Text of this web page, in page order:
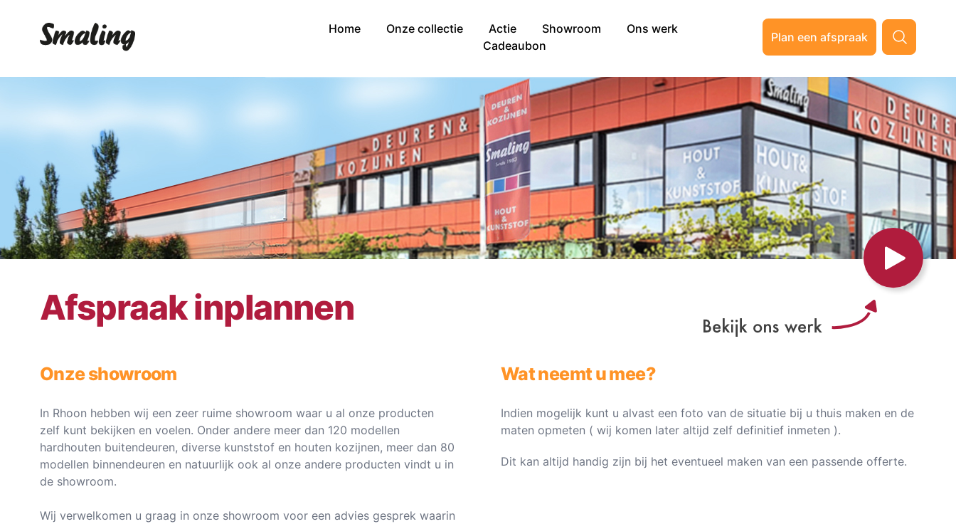
Home Onze collectie Actie Showroom
Ons werk
Cadeaubon
Plan een afspraak
Afspraak inplannen
Onze showroom
In Rhoon hebben wij een zeer ruime showroom waar u al onze producten
zelf kunt bekijken en voelen. Onder andere meer dan 120 modellen
hardhouten buitendeuren, diverse kunststof en houten kozijnen, meer dan 80
modellen binnendeuren en natuurlijk ook al onze andere producten vindt u in
de showroom.
Wij verwelkomen u graag in onze showroom voor een advies gesprek waarin
Wat neemt u mee?
Indien mogelijk kunt u alvast een foto van de situatie bij u thuis maken en de
maten opmeten ( wij komen later altijd zelf definitief inmeten ).
Dit kan altijd handig zijn bij het eventueel maken van een passende offerte.